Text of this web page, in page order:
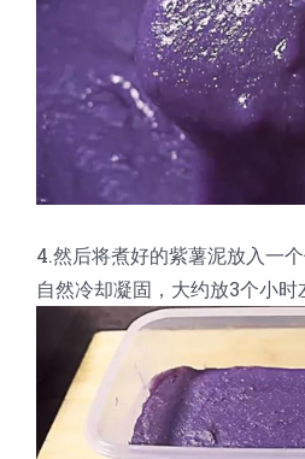
4.然后将煮好的紫薯泥放入一
自然冷却凝固，大约放3个小时